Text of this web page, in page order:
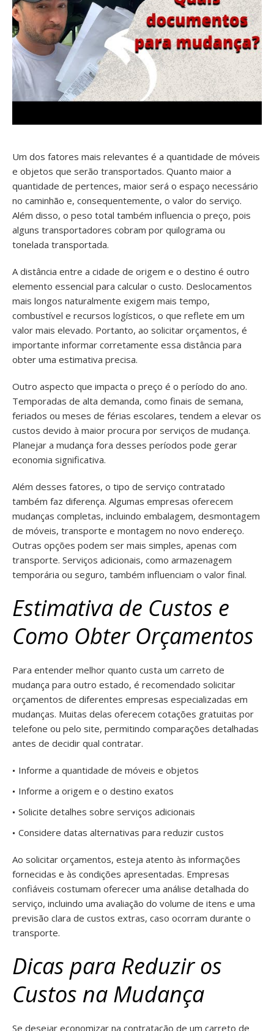
Um dos fatores mais relevantes é a quantidade de móveis
e objetos que serão transportados. Quanto maior a
quantidade de pertences, maior será o espaço necessário
no caminhão e, consequentemente, o valor do serviço.
Além disso, o peso total também influencia o preço, pois
alguns transportadores cobram por quilograma ou
tonelada transportada.
A distância entre a cidade de origem e o destino é outro
elemento essencial para calcular o custo. Deslocamentos
mais longos naturalmente exigem mais tempo,
combustível e recursos logísticos, o que reflete em um
valor mais elevado. Portanto, ao solicitar orçamentos, é
importante informar corretamente essa distância para
obter uma estimativa precisa.
Outro aspecto que impacta o preço é o período do ano.
Temporadas de alta demanda, como finais de semana,
feriados ou meses de férias escolares, tendem a elevar os
custos devido à maior procura por serviços de mudança.
Planejar a mudança fora desses períodos pode gerar
economia significativa.
Além desses fatores, o tipo de serviço contratado
também faz diferença. Algumas empresas oferecem
mudanças completas, incluindo embalagem, desmontagem
de móveis, transporte e montagem no novo endereço.
Outras opções podem ser mais simples, apenas com
transporte. Serviços adicionais, como armazenagem
temporária ou seguro, também influenciam o valor final.
Estimativa de Custos e
Como Obter Orçamentos
Para entender melhor quanto custa um carreto de
mudança para outro estado, é recomendado solicitar
orçamentos de diferentes empresas especializadas em
mudanças. Muitas delas oferecem cotações gratuitas por
telefone ou pelo site, permitindo comparações detalhadas
antes de decidir qual contratar.
Informe a quantidade de móveis e objetos
Informe a origem e o destino exatos
Solicite detalhes sobre serviços adicionais
Considere datas alternativas para reduzir custos
Ao solicitar orçamentos, esteja atento às informações
fornecidas e às condições apresentadas. Empresas
confiáveis costumam oferecer uma análise detalhada do
serviço, incluindo uma avaliação do volume de itens e uma
previsão clara de custos extras, caso ocorram durante o
transporte.
Dicas para Reduzir os
Custos na Mudança
Se desejar economizar na contratação de um carreto de